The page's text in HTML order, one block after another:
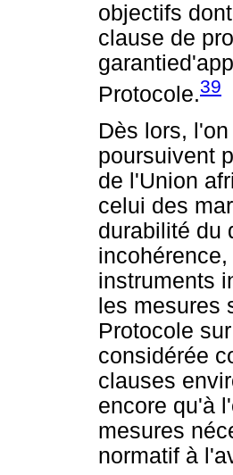
objectifs
clause de
Protocole.39
Dès lors,
poursuivent
de l'Union
celui des
durabilité du
instruments
les mesures
Protocole
considérée
clauses
encore qu'à
mesures
normatif à